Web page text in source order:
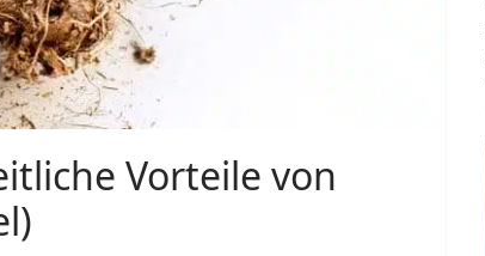
Vorteile von